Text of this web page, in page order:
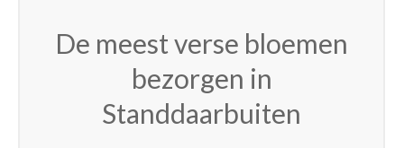
De meest verse bloemen
bezorgen in
Standdaarbuiten